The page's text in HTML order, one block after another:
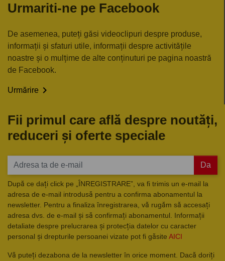
Urmariti-ne pe Facebook
De asemenea, puteți găsi videoclipuri despre produse,
informații și sfaturi utile, informații despre activitățile
noastre și o mulțime de alte conținuturi pe pagina noastră
de Facebook.
Urmărire 
Fii primul care află despre noutăți,
reduceri și oferte speciale
Da
După ce dați click pe „ÎNREGISTRARE”, va fi trimis un e-mail la
adresa de e-mail introdusă pentru a confirma abonamentul la
newsletter. Pentru a finaliza înregistrarea, vă rugăm să accesați
adresa dvs. de e-mail și să confirmați abonamentul. Informații
detaliate despre prelucrarea și protecția datelor cu caracter
personal și drepturile persoanei vizate pot fi găsite AICI
Vă puteți dezabona de la newsletter în orice moment. Dacă doriți